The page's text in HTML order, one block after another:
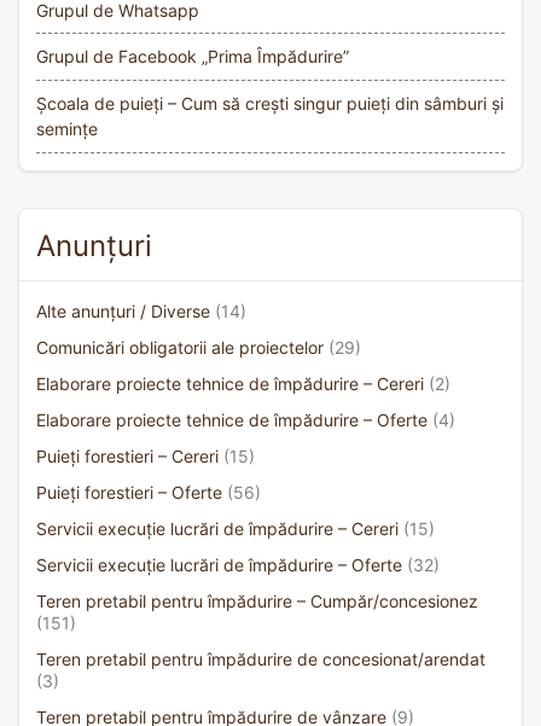
Grupul de Whatsapp
Grupul de Facebook „Prima Împădurire”
Școala de puieți – Cum să crești singur puieți din sâmburi și
semințe
Anunțuri
Alte anunțuri / Diverse (14)
Comunicări obligatorii ale proiectelor (29)
Elaborare proiecte tehnice de împădurire – Cereri (2)
Elaborare proiecte tehnice de împădurire – Oferte (4)
Puieți forestieri – Cereri (15)
Puieți forestieri – Oferte (56)
Servicii execuție lucrări de împădurire – Cereri (15)
Servicii execuție lucrări de împădurire – Oferte (32)
Teren pretabil pentru împădurire – Cumpăr/concesionez
(151)
Teren pretabil pentru împădurire de concesionat/arendat
(3)
Teren pretabil pentru împădurire de vânzare (9)